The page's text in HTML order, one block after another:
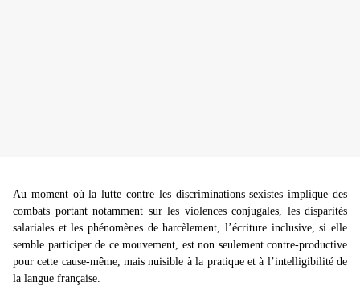
Au moment où la lutte contre les discriminations sexistes implique des
combats portant notamment sur les violences conjugales, les disparités
salariales et les phénomènes de harcèlement, l’écriture inclusive, si elle
semble participer de ce mouvement, est non seulement contre-productive
pour cette cause-même, mais nuisible à la pratique et à l’intelligibilité de
la langue française.